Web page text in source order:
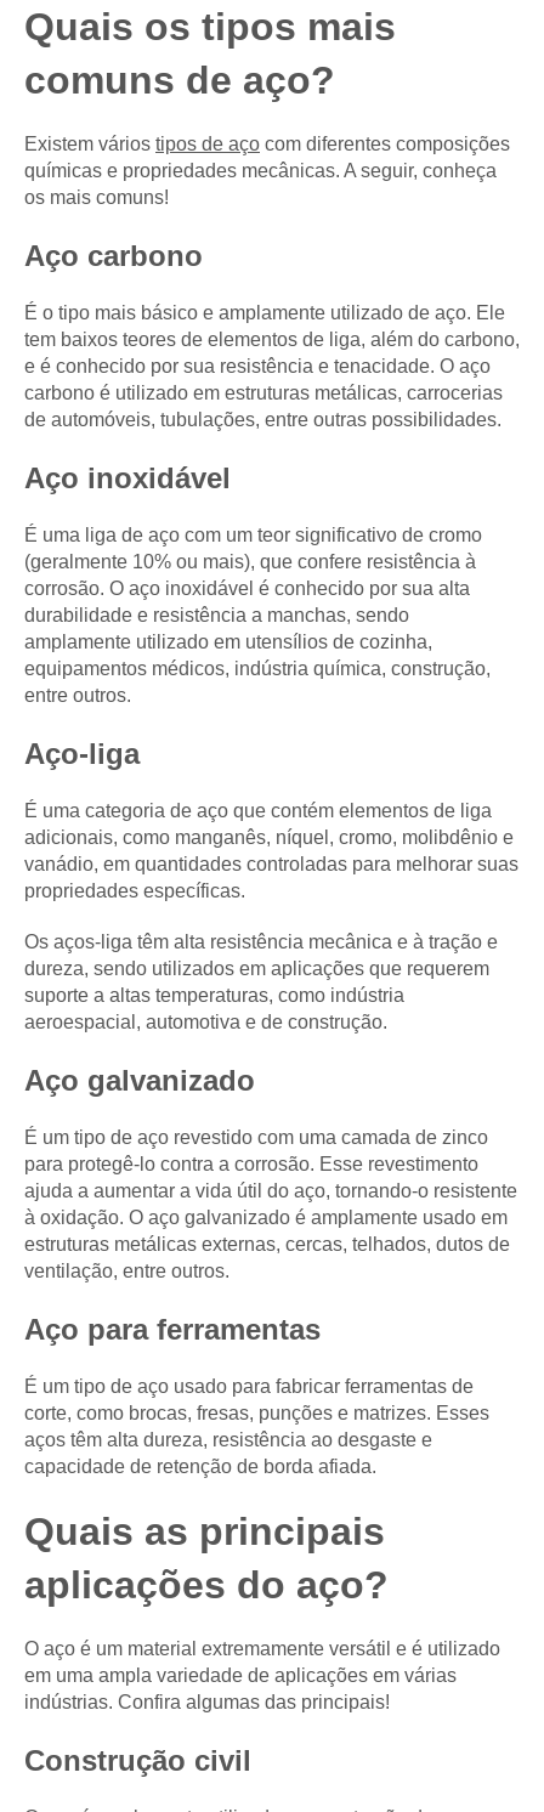
Quais os tipos mais
comuns de aço?
Existem vários tipos de aço com diferentes composições
químicas e propriedades mecânicas. A seguir, conheça
os mais comuns!
Aço carbono
É o tipo mais básico e amplamente utilizado de aço. Ele
tem baixos teores de elementos de liga, além do carbono,
e é conhecido por sua resistência e tenacidade. O aço
carbono é utilizado em estruturas metálicas, carrocerias
de automóveis, tubulações, entre outras possibilidades.
Aço inoxidável
É uma liga de aço com um teor significativo de cromo
(geralmente 10% ou mais), que confere resistência à
corrosão. O aço inoxidável é conhecido por sua alta
durabilidade e resistência a manchas, sendo
amplamente utilizado em utensílios de cozinha,
equipamentos médicos, indústria química, construção,
entre outros.
Aço-liga
É uma categoria de aço que contém elementos de liga
adicionais, como manganês, níquel, cromo, molibdênio e
vanádio, em quantidades controladas para melhorar suas
propriedades específicas.
Os aços-liga têm alta resistência mecânica e à tração e
dureza, sendo utilizados em aplicações que requerem
suporte a altas temperaturas, como indústria
aeroespacial, automotiva e de construção.
Aço galvanizado
É um tipo de aço revestido com uma camada de zinco
para protegê-lo contra a corrosão. Esse revestimento
ajuda a aumentar a vida útil do aço, tornando-o resistente
à oxidação. O aço galvanizado é amplamente usado em
estruturas metálicas externas, cercas, telhados, dutos de
ventilação, entre outros.
Aço para ferramentas
É um tipo de aço usado para fabricar ferramentas de
corte, como brocas, fresas, punções e matrizes. Esses
aços têm alta dureza, resistência ao desgaste e
capacidade de retenção de borda afiada.
Quais as principais
aplicações do aço?
O aço é um material extremamente versátil e é utilizado
em uma ampla variedade de aplicações em várias
indústrias. Confira algumas das principais!
Construção civil